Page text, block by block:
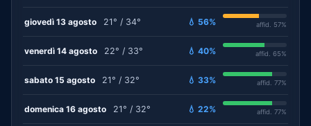
giovedì 13 agosto 21° / 34° 💧 56% affid. 57%
venerdì 14 agosto 22° / 33° 💧 40% affid. 65%
sabato 15 agosto 21° / 32° 💧 33% affid. 77%
domenica 16 agosto 21° / 32° 💧 22% affid. 77%